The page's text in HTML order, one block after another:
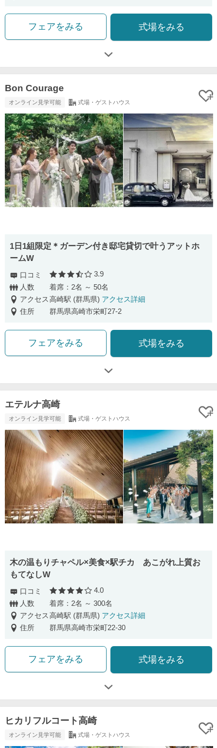
フェアをみる 式場をみる
Bon Courage
オンライン見学可能 式場・ゲストハウス
1日1組限定＊ガーデン付き邸宅貸切で叶うアットホ
ームW
口コミ 口コミ評価
3.9
人数
着席：2名 ～ 50名
アクセス高崎駅 (群馬県) アクセス詳細
住所
群馬県高崎市栄町27-2
フェアをみる 式場をみる
エテルナ高崎
オンライン見学可能 式場・ゲストハウス
木の温もりチャペル×美食×駅チカ あこがれ上質お
もてなしW
口コミ 口コミ評価
4.0
人数
着席：2名 ～ 300名
アクセス高崎駅 (群馬県) アクセス詳細
住所
群馬県高崎市栄町22-30
フェアをみる 式場をみる
ヒカリフルコート高崎
オンライン見学可能 式場・ゲストハウス